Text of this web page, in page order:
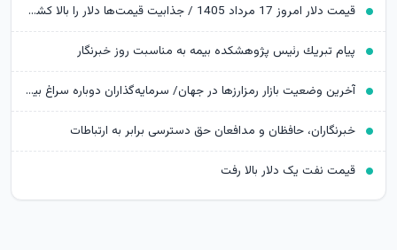
قیمت دلار امروز 17 مرداد 1405 / جذابیت قیمت‌ها دلار را بالا کشید
پیام تبریك رئیس پژوهشكده بیمه به مناسبت روز خبرنگار
آخرین وضعیت بازار رمزارزها در جهان/ سرمایه‌گذاران دوباره سراغ بیت‌کوین رفتند
خبرنگاران، حافظان و مدافعان حق دسترسی برابر به ارتباطات
قیمت نفت یک دلار بالا رفت